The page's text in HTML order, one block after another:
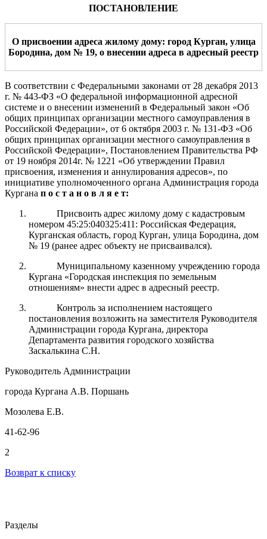
ПОСТАНОВЛЕНИЕ
О присвоении адреса жилому дому: город Курган, улица
Бородина, дом № 19, о внесении адреса в адресный реестр
В соответствии с Федеральными законами от 28 декабря 2013
г. № 443-ФЗ «О федеральной информационной адресной
системе и о внесении изменений в Федеральный закон «Об
общих принципах организации местного самоуправления в
Российской Федерации», от 6 октября 2003 г. № 131-ФЗ «Об
общих принципах организации местного самоуправления в
Российской Федерации», Постановлением Правительства РФ
от 19 ноября 2014г. № 1221 «Об утверждении Правил
присвоения, изменения и аннулирования адресов», по
инициативе уполномоченного органа Администрация города
Кургана п о с т а н о в л я е т:
Присвоить адрес жилому дому с кадастровым
номером 45:25:040325:411: Российская Федерация,
Курганская область, город Курган, улица Бородина, дом
№ 19 (ранее адрес объекту не присваивался).
Муниципальному казенному учреждению города
Кургана «Городская инспекция по земельным
отношениям» внести адрес в адресный реестр.
Контроль за исполнением настоящего
постановления возложить на заместителя Руководителя
Администрации города Кургана, директора
Департамента развития городского хозяйства
Заскалькина С.Н.
Руководитель Администрации
города Кургана А.В. Поршань
Мозолева Е.В.
41-62-96
2
Возврат к списку
Разделы